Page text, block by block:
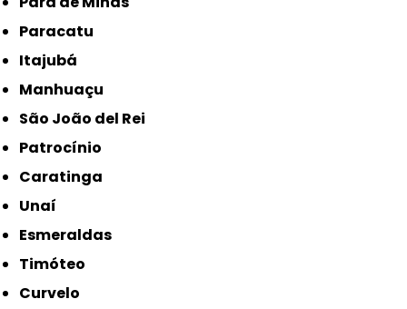
Paracatu
Itajubá
Manhuaçu
São João del Rei
Patrocínio
Caratinga
Unaí
Esmeraldas
Timóteo
Curvelo